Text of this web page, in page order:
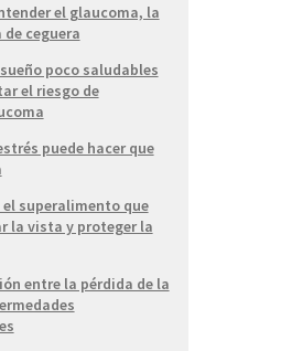
el glaucoma, la
ceguera
poco saludables
el riesgo de
puede hacer que
superalimento que
la vista y proteger la
entre la pérdida de la